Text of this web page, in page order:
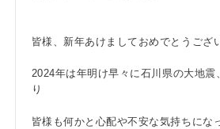
皆様、新年あけましておめでとうござ
2024年は年明け早々に石川県の大地震
り
皆様も何かと心配や不安な気持ちにな